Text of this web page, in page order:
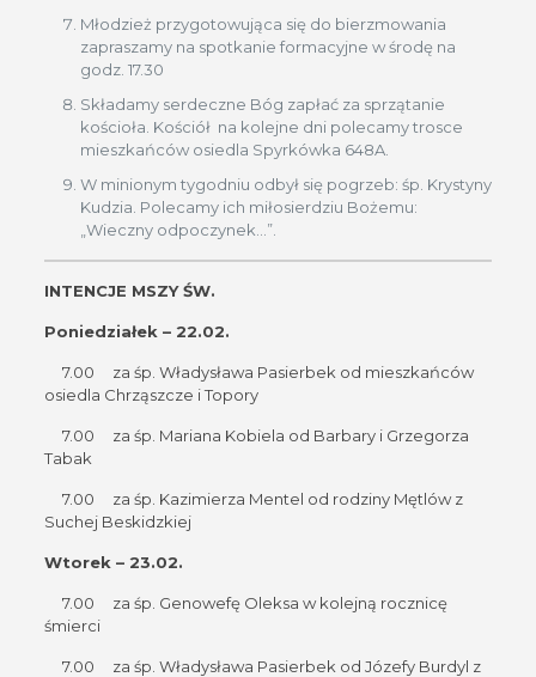
Młodzież przygotowująca się do bierzmowania
zapraszamy na spotkanie formacyjne w środę na
godz. 17.30
Składamy serdeczne Bóg zapłać za sprzątanie
kościoła. Kościół na kolejne dni polecamy trosce
mieszkańców osiedla Spyrkówka 648A.
W minionym tygodniu odbył się pogrzeb: śp. Krystyny
Kudzia. Polecamy ich miłosierdziu Bożemu:
„Wieczny odpoczynek…”.
INTENCJE MSZY ŚW.
Poniedziałek – 22.02.
7.00 za śp. Władysława Pasierbek od mieszkańców
osiedla Chrząszcze i Topory
7.00 za śp. Mariana Kobiela od Barbary i Grzegorza
Tabak
7.00 za śp. Kazimierza Mentel od rodziny Mętlów z
Suchej Beskidzkiej
Wtorek – 23.02.
7.00 za śp. Genowefę Oleksa w kolejną rocznicę
śmierci
7.00 za śp. Władysława Pasierbek od Józefy Burdyl z